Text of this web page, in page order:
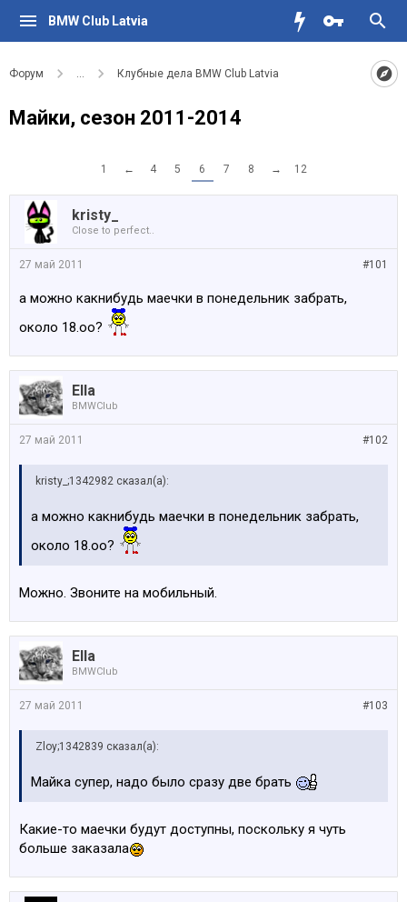
BMW Club Latvia
Форум ... Клубные дела BMW Club Latvia
Майки, сезон 2011-2014
1 ← 4 5 6 7 8 → 12
kristy_
Close to perfect..
#101
27 май 2011
а можно какнибудь маечки в понедельник забрать,
около 18.оо?
Ella
BMWClub
#102
27 май 2011
kristy_;1342982 сказал(а):
а можно какнибудь маечки в понедельник забрать,
около 18.оо?
Можно. Звоните на мобильный.
Ella
BMWClub
#103
27 май 2011
Zloy;1342839 сказал(а):
Майка супер, надо было сразу две брать
Какие-то маечки будут доступны, поскольку я чуть
больше заказала